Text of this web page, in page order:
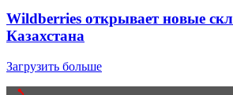
Wildberries открывает новые
Казахстана
Загрузить больше